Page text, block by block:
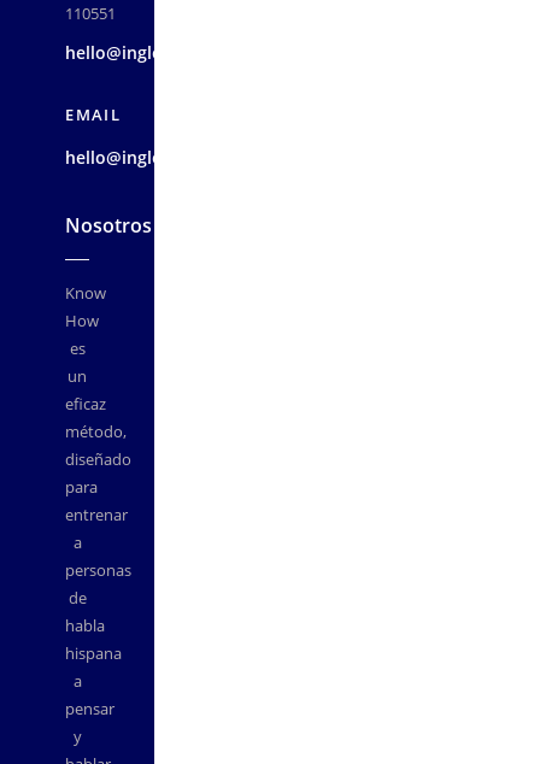
110551
hello@ingleskh.com
EMAIL
hello@ingleskh.com
Nosotros
Know
How
es
un
eficaz
método,
diseñado
para
entrenar
a
personas
de
habla
hispana
a
pensar
y